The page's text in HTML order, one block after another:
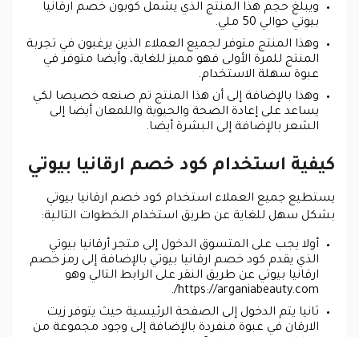
ويبلغ حجم هذا المنتج الذي يشمل كوبون خصم ارقانيا
بيوتي حوالي 50 ملي.
وهذا المنتج متوفر لجميع العملاء الذين يرغبون في تجربة
المنتج للمرة الأولى فهو مميز للغاية، وأيضا متوفر في
عبوة سهلة الاستخدام.
وهذا بالإضافة إلى أن هذا المنتج تم صنعه خصيصا لكي
يساعد على إعادة الصحة والحيوية واللمعان أيضا إلى
الشعر بالإضافة إلى البشرة أيضا.
كيفية استخدام كود خصم ارقانيا بيوتي
يستطيع جميع العملاء استخدام كود خصم ارقانيا بيوتي
بشكل سهل للغاية عن طريق استخدام الخطوات التالية:
أولا يجب على المتسوق الدخول إلى متجر أرقانيا بيوتي
الذي يقدم كود خصم ارقانيا بيوتي بالإضافة إلى رمز خصم
ارقانيا بيوتي عن طريق النقر على الرابط التالي وهو
https://arganiabeauty.com/.
ثانيا يتم الدخول إلى الصفحة الرئيسية حيث يتوفر زيت
الارقان في عبوة منفردة بالإضافة إلى وجود مجموعة من